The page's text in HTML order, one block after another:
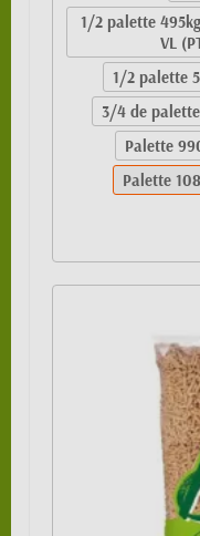
1/2 palette
VL
1/2 palette
3/4 de
Palette
Palette